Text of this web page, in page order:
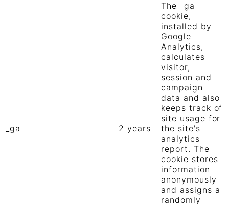
_ga 2 years
The _ga
cookie,
installed by
Google
Analytics,
calculates
visitor,
session and
campaign
data and also
keeps track of
site usage for
the site's
analytics
report. The
cookie stores
information
anonymously
and assigns a
randomly